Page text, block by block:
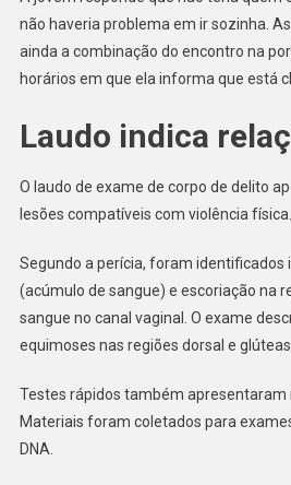
não haveria problema em ir sozinha.
ainda a combinação do encontro na
horários em que ela informa que está
Laudo indica
O laudo de exame de corpo de delito
lesões compatíveis com violência física.
Segundo a perícia, foram
(acúmulo de sangue) e escoriação na
sangue no canal vaginal. O exame
equimoses nas regiões dorsal e
Testes rápidos também apresentaram
Materiais foram coletados para
DNA.